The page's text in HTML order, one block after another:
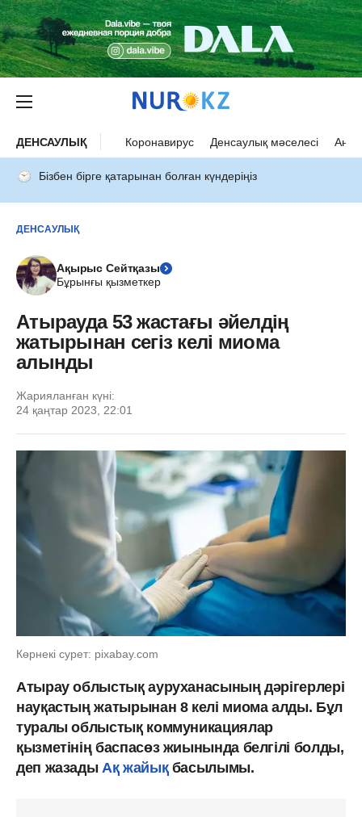
ДЕНСАУЛЫҚ Коронавирус Денсаулық мәселесі Ана
Бізбен бірге қатарынан болған күндеріңіз
ДЕНСАУЛЫҚ
Ақырыс Сейтқазы
Бұрынғы қызметкер
Атырауда 53 жастағы әйелдің
жатырынан сегіз келі миома
алынды
Жарияланған күні:
24 қаңтар 2023, 22:01
Көрнекі сурет: pixabay.com
Атырау облыстық ауруханасының дәрігерлері
науқастың жатырынан 8 келі миома алды. Бұл
туралы облыстық коммуникациялар
қызметінің баспасөз жиынында белгілі болды,
деп жазадыАқ жайық басылымы.